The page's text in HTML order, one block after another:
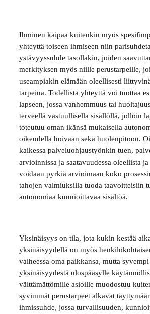
Ihminen kaipaa kuitenkin myös
yhteyttä toiseen ihmiseen niin
ystävyyssuhde tasollakin, joiden
merkityksen myös niille perustarpeille,
useampiakin elämään oleellisesti
tarpeina. Todellista yhteyttä voi tuottaa
lapseen, jossa vanhemmuus tai
terveellä vastuullisella sisällöllä, jolloin
toteutuu oman ikänsä mukaisella
oikeudella hoivaan sekä huolenpitoon.
kaikessa palveluohjaustyönkin tuen,
arvioinnissa ja saatavuudessa oleellista
voidaan pyrkiä arvioimaan koko
tahojen valmiuksilla tuoda taavoitteisiin
autonomiaa kunnioittavaa sisältöä.
Yksinäisyys on tila, jota kukin kestää
yksinäisyydellä on myös
vaiheessa oma paikkansa, mutta
yksinäisyydestä ulospääsylle
välttämättömille asioille muodostuu
syvimmät perustarpeet alkavat
ihmissuhde, jossa turvallisuuden,